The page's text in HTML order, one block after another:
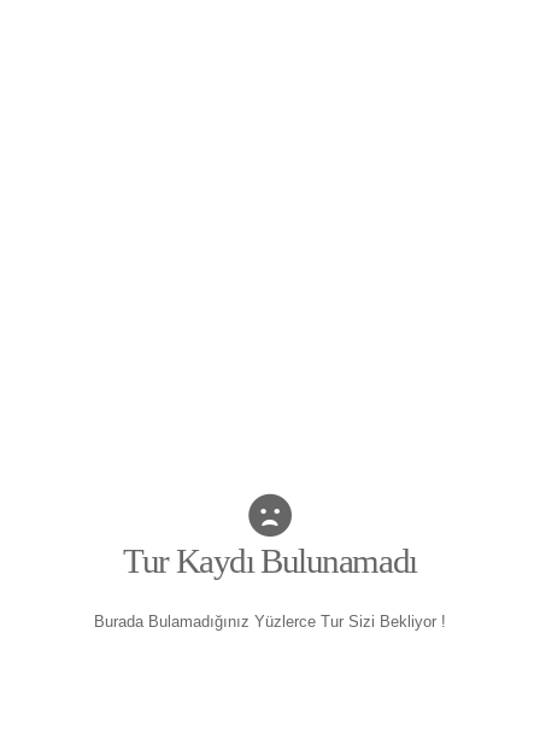
Tur Kaydı Bulunamadı
Burada Bulamadığınız Yüzlerce Tur Sizi Bekliyor !